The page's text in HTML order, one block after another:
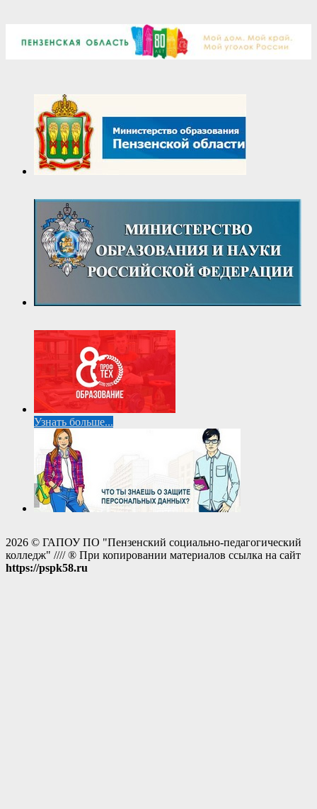
Узнать больше...
2026 © ГАПОУ ПО "Пензенский социально-педагогический
колледж" //// ® При копировании материалов ссылка на сайт
https://pspk58.ru